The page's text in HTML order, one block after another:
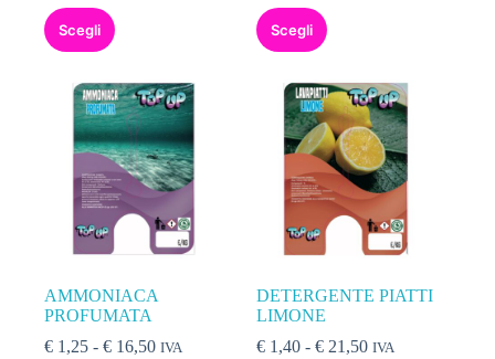
Scegli Scegli
AMMONIACA
PROFUMATA
€ 1,25 - € 16,50 IVA
DETERGENTE PIATTI
LIMONE
€ 1,40 - € 21,50 IVA